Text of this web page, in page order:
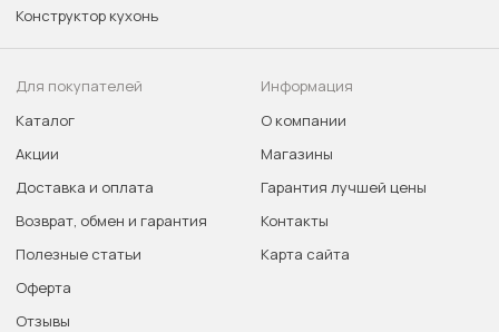
Конструктор кухонь
Для покупателей
Каталог
Акции
Доставка и оплата
Возврат, обмен и гарантия
Полезные статьи
Оферта
Отзывы
Информация
О компании
Магазины
Гарантия лучшей цены
Контакты
Карта сайта